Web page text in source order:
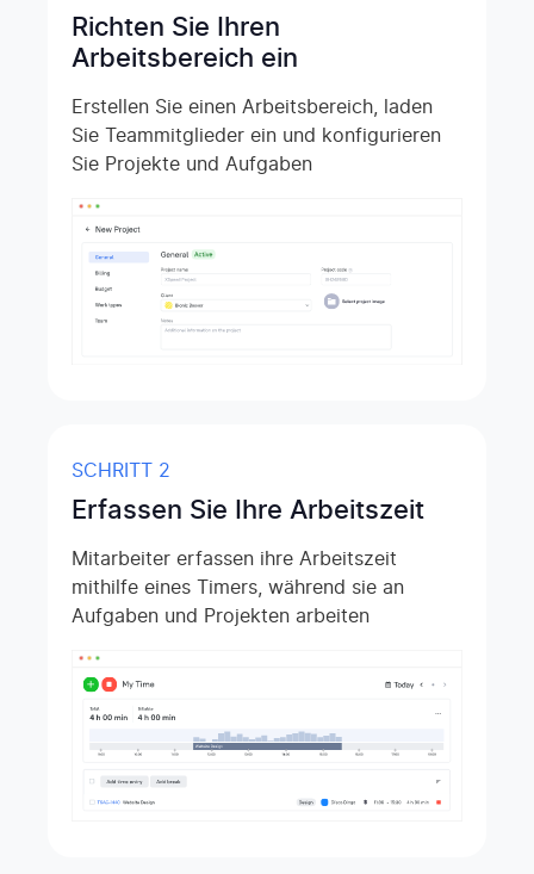
Richten Sie Ihren
Arbeitsbereich ein
Erstellen Sie einen Arbeitsbereich, laden
Sie Teammitglieder ein und konfigurieren
Sie Projekte und Aufgaben
SCHRITT 2
Erfassen Sie Ihre Arbeitszeit
Mitarbeiter erfassen ihre Arbeitszeit
mithilfe eines Timers, während sie an
Aufgaben und Projekten arbeiten